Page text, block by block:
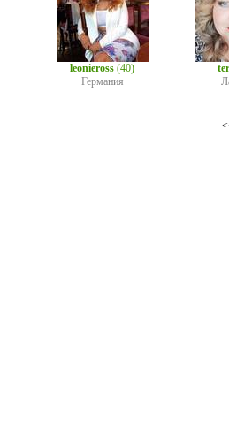
leonieross (40)
Германия